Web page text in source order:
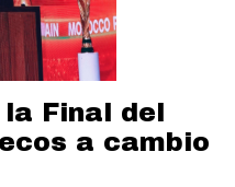
Final del
a cambio